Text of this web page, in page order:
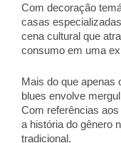
Com decoração
casas
cena cultural que
consumo em uma
Mais do que apenas
blues envolve
Com referências
a história do gênero
tradicional.